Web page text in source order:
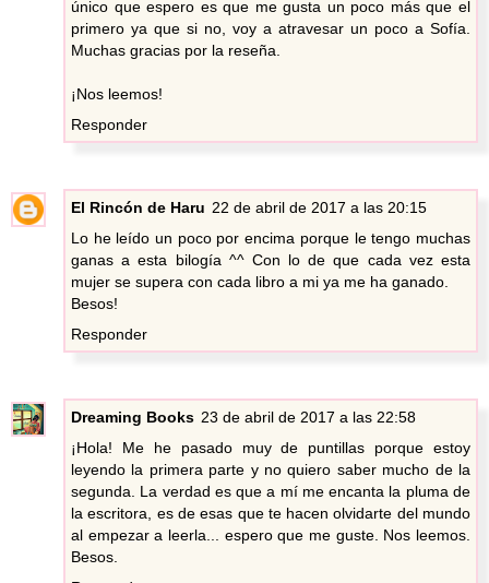
único que espero es que me gusta un poco más que el
primero ya que si no, voy a atravesar un poco a Sofía.
Muchas gracias por la reseña.
¡Nos leemos!
Responder
El Rincón de Haru 22 de abril de 2017 a las 20:15
Lo he leído un poco por encima porque le tengo muchas
ganas a esta bilogía ^^ Con lo de que cada vez esta
mujer se supera con cada libro a mi ya me ha ganado.
Besos!
Responder
Dreaming Books 23 de abril de 2017 a las 22:58
¡Hola! Me he pasado muy de puntillas porque estoy
leyendo la primera parte y no quiero saber mucho de la
segunda. La verdad es que a mí me encanta la pluma de
la escritora, es de esas que te hacen olvidarte del mundo
al empezar a leerla... espero que me guste. Nos leemos.
Besos.